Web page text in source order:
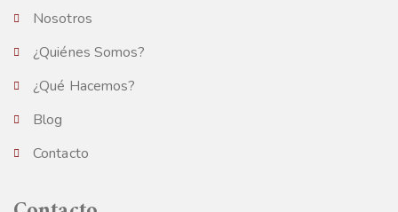
Nosotros
¿Quiénes Somos?
¿Qué Hacemos?
Blog
Contacto